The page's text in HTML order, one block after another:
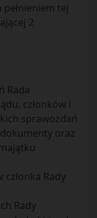
tej
2
Rada
członków i
sprawozdań
oraz
Rady
Rady